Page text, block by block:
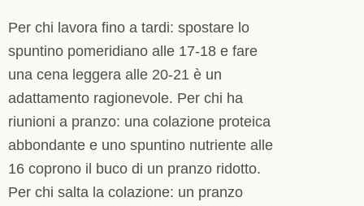
Per chi lavora fino a tardi: spostare lo
spuntino pomeridiano alle 17-18 e fare
una cena leggera alle 20-21 è un
adattamento ragionevole. Per chi ha
riunioni a pranzo: una colazione proteica
abbondante e uno spuntino nutriente alle
16 coprono il buco di un pranzo ridotto.
Per chi salta la colazione: un pranzo